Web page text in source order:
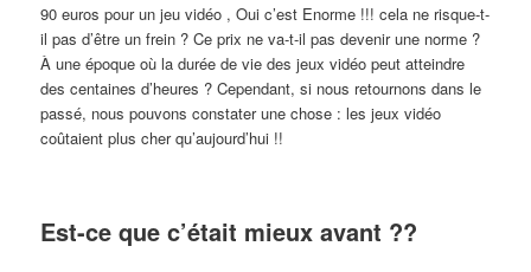
90 euros pour un jeu vidéo , Oui c’est Enorme !!! cela ne risque-t-
il pas d’être un frein ? Ce prix ne va-t-il pas devenir une norme ?
À une époque où la durée de vie des jeux vidéo peut atteindre
des centaines d’heures ? Cependant, si nous retournons dans le
passé, nous pouvons constater une chose : les jeux vidéo
coûtaient plus cher qu’aujourd’hui !!
Est-ce que c’était mieux avant ??